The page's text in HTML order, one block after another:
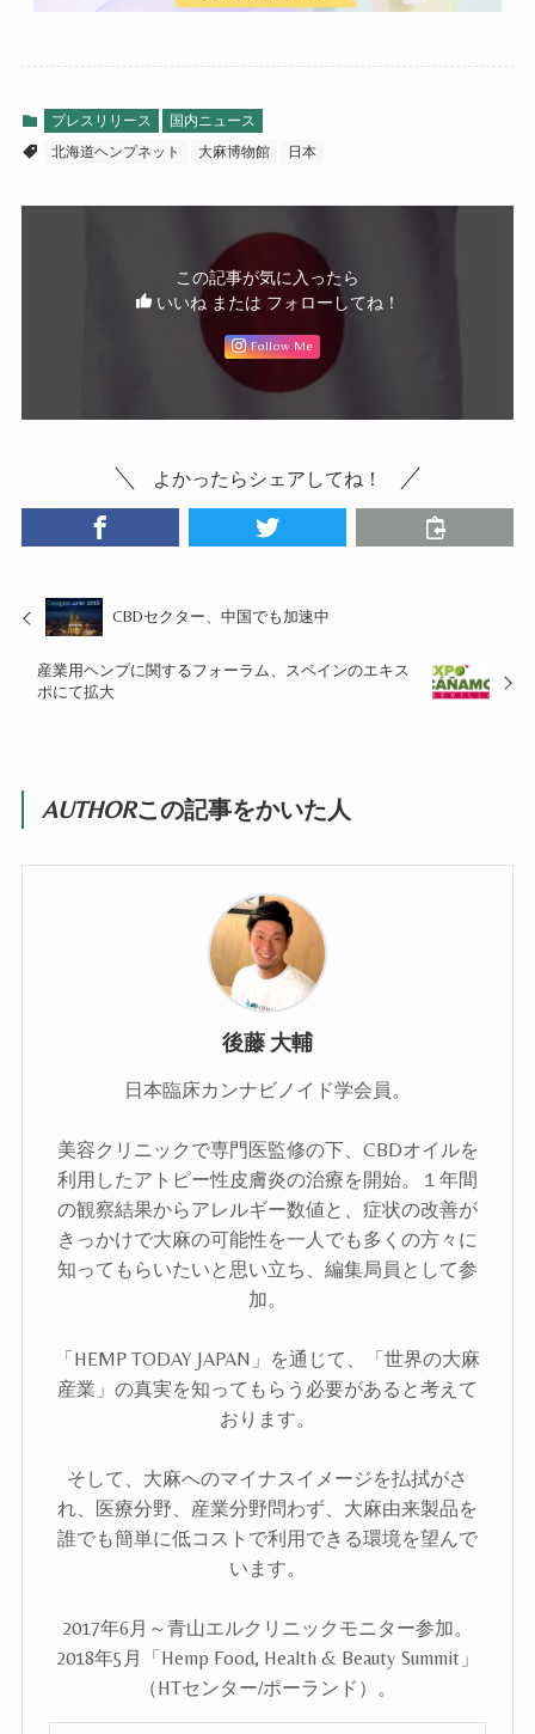
プレスリリース
国内ニュース
北海道ヘンプネット
大麻博物館 日本
この記事が気に入ったら
いいね または フォローしてね！
Follow Me
よかったらシェアしてね！
CBDセクター、中国でも加速中
産業用ヘンプに関するフォーラム、スペインのエキス
ポにて拡大
AUTHORこの記事をかいた人
後藤 大輔
日本臨床カンナビノイド学会員。
美容クリニックで専門医監修の下、CBDオイルを
利用したアトピー性皮膚炎の治療を開始。１年間
の観察結果からアレルギー数値と、症状の改善が
きっかけで大麻の可能性を一人でも多くの方々に
知ってもらいたいと思い立ち、編集局員として参
加。
「HEMP TODAY JAPAN」を通じて、「世界の大麻
産業」の真実を知ってもらう必要があると考えて
おります。
そして、大麻へのマイナスイメージを払拭がさ
れ、医療分野、産業分野問わず、大麻由来製品を
誰でも簡単に低コストで利用できる環境を望んで
います。
2017年6月～青山エルクリニックモニター参加。
2018年5月「Hemp Food, Health & Beauty Summit」
（HTセンター/ポーランド）。